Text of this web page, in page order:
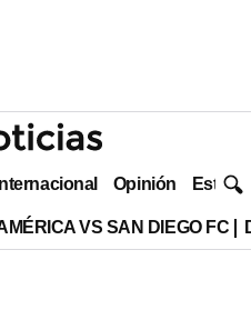
Internacional Opinión Estilo
VS SAN DIEGO FC